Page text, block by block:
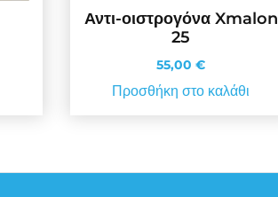
Αντι-οιστρογόνα Xmalon
25
55,00€
Προσθήκη στο καλάθι